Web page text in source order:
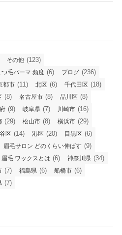
その他 (123)
つ毛パーマ 頻度 (6) ブログ (236)
都市 (11) 北区 (6) 千代田区 (18)
(8) 名古屋市 (8) 品川区 (8)
(9) 岐阜県 (7) 川崎市 (16)
(29) 松山市 (8) 横浜市 (29)
区 (14) 港区 (20) 目黒区 (6)
眉毛サロン どのくらい伸ばす (9)
眉毛 ワックスとは (6) 神奈川県 (34)
(7) 福島県 (6) 船橋市 (6)
(7)